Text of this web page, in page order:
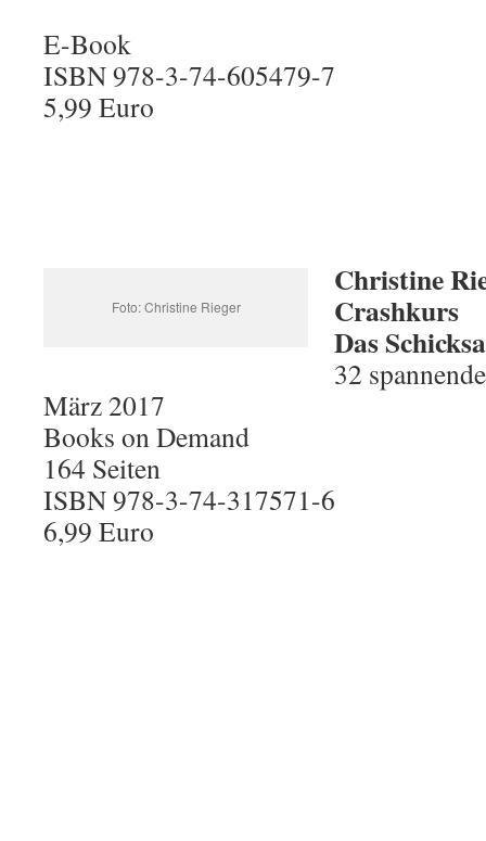
E-Book
ISBN 978-3-74-605479-7
5,99 Euro
Foto: Christine Rieger
Christine
Crashkurs
Das
32
März 2017
Books on Demand
164 Seiten
ISBN 978-3-74-317571-6
6,99 Euro